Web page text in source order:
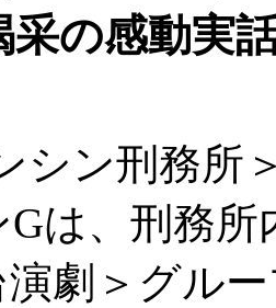
采の感動実
シン刑務所
Gは、刑務
劇＞グル